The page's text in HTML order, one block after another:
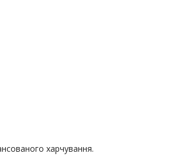
харчування.